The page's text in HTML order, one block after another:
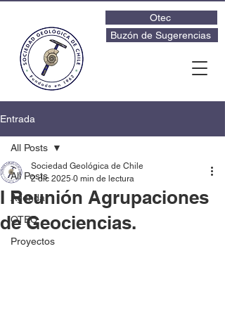
Otec
Buzón de Sugerencias
Entrada
All Posts
Agenda
OTEC
Proyectos
All Posts
I Reunión Agrupaciones
de Geociencias.
Sociedad Geológica de Chile
2 dic 2025 0 min de lectura